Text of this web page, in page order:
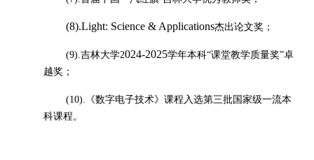
(8).Light: Science & Applications杰出论文奖；
(9).吉林大学2024-2025学年本科“课堂教学质量奖”卓
越奖；
(10).《数字电子技术》课程入选第三批国家级一流本
科课程。